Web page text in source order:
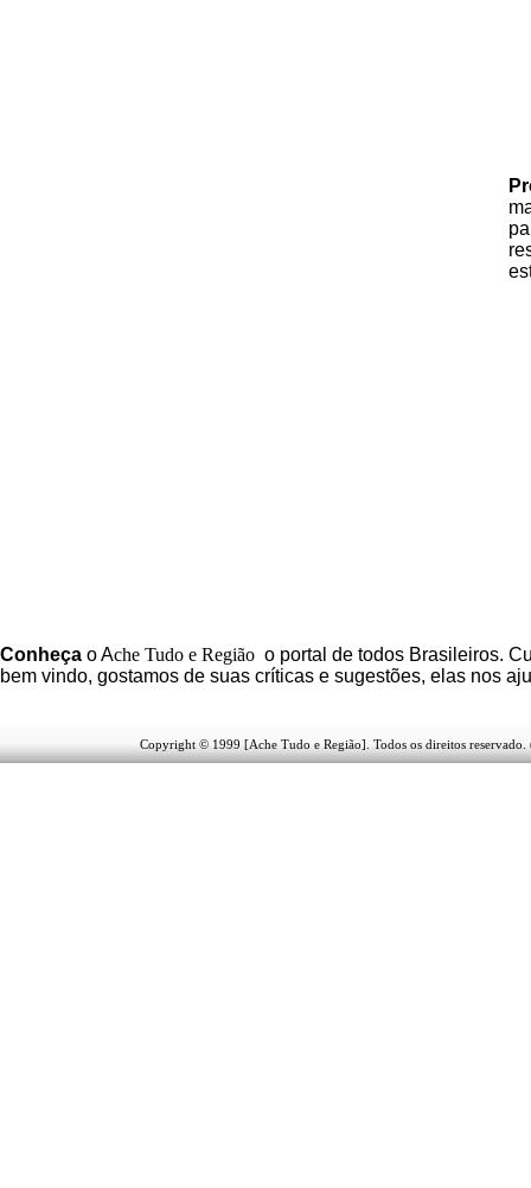
Conheça oAche Tudo e Região o portal de todos Brasileiros.
bem vindo, gostamos de suas críticas e sugestões, elas nos
Copyright © 1999 [Ache Tudo e Região]. Todos os direitos reservado.